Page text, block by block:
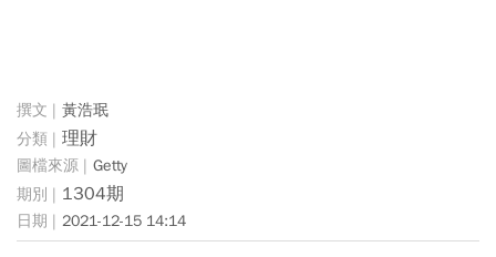
黃浩珉
理財
Getty
1304期
2021-12-15 14:14